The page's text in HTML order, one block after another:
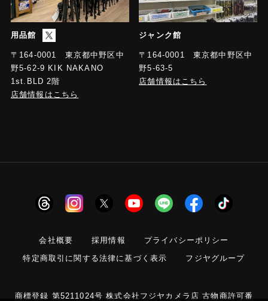
用品館
〒164-0001 東京都中野区中
野5-62-9 KIK NAKANO
1st.BLD 2階
店舗情報はこちら
ジャンク館
〒164-0001 東京都中野区中
野5-63-5
店舗情報はこちら
会社概要 採用情報
プライバシーポリシー
特定商取引に関する法律に基づく表示
フジヤグループ
商標登録 第5211024号 株式会社フジヤカメラ店 古物商許可番